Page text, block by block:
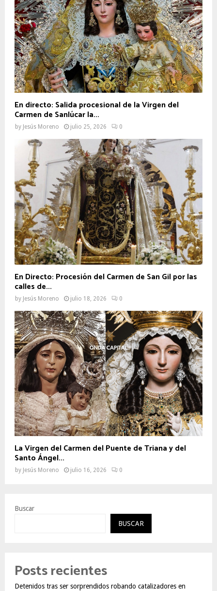
En directo: Salida procesional de la Virgen del
Carmen de Sanlúcar la...
by Jesús Moreno julio 25, 2026 0
En Directo: Procesión del Carmen de San Gil por las
calles de...
by Jesús Moreno julio 18, 2026 0
La Virgen del Carmen del Puente de Triana y del
Santo Ángel...
by Jesús Moreno julio 16, 2026 0
Buscar
BUSCAR
Posts recientes
Detenidos tras ser sorprendidos robando catalizadores en